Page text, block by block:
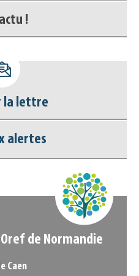
!
la lettre
alertes
de Normandie
Caen